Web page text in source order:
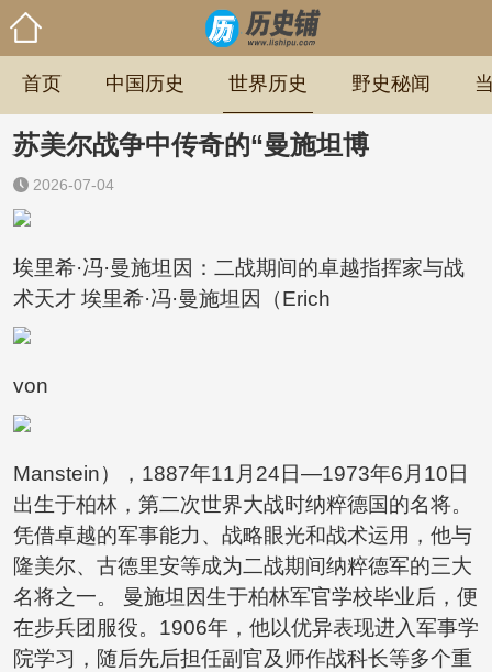
首页 中国历史 世界历史 野史秘闻
苏美尔战争中传奇的“曼施坦博
2026-07-04
埃里希·冯·曼施坦因：二战期间的卓越指挥家与战
术天才 埃里希·冯·曼施坦因（Erich
von
Manstein），1887年11月24日—1973年6月10日
出生于柏林，第二次世界大战时纳粹德国的名将。
凭借卓越的军事能力、战略眼光和战术运用，他与
隆美尔、古德里安等成为二战期间纳粹德军的三大
名将之一。 曼施坦因生于柏林军官学校毕业后，便
在步兵团服役。1906年，他以优异表现进入军事学
院学习，随后先后担任副官及师作战科长等多个重